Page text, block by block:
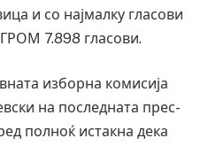
и со најмалку гласови
7.898 гласови.
изборна комисија
на последната прес-
полноќ истакна дека